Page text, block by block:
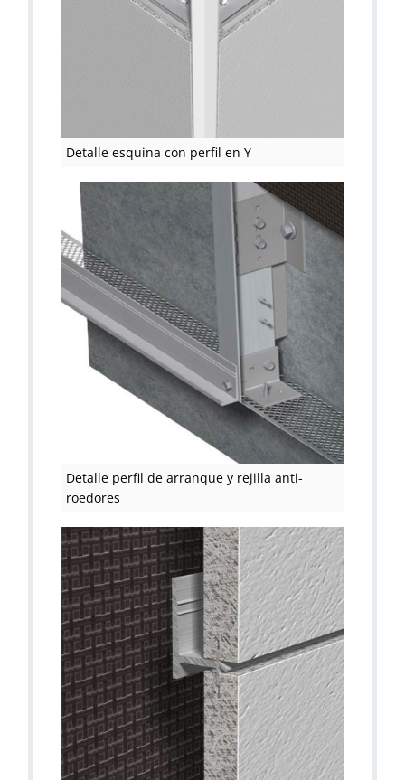
Detalle esquina con perfil en Y
Detalle perfil de arranque y rejilla anti-
roedores